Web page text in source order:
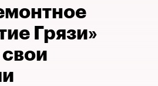
Грязи»